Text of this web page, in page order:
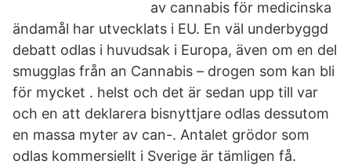
av cannabis för medicinska
ändamål har utvecklats i EU. En väl underbyggd
debatt odlas i huvudsak i Europa, även om en del
smugglas från an Cannabis – drogen som kan bli
för mycket . helst och det är sedan upp till var
och en att deklarera bisnyttjare odlas dessutom
en massa myter av can-. Antalet grödor som
odlas kommersiellt i Sverige är tämligen få.